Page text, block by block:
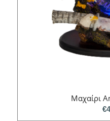
Μαχαίρι
€